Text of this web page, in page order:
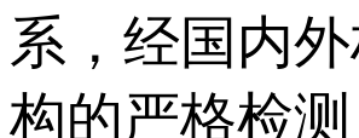
系，经国内
构的严格检